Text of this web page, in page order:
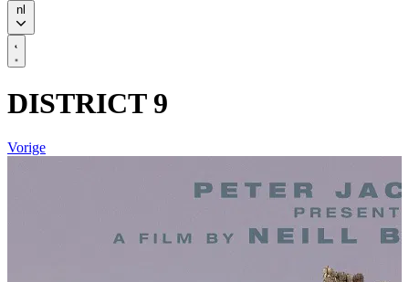
nl
DISTRICT 9
Vorige